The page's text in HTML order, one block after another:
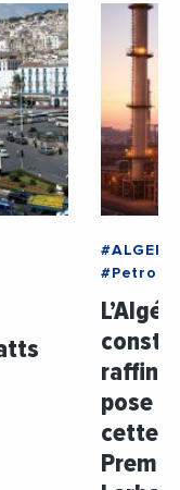
#ALGERIE
#Petrole
pose
cette